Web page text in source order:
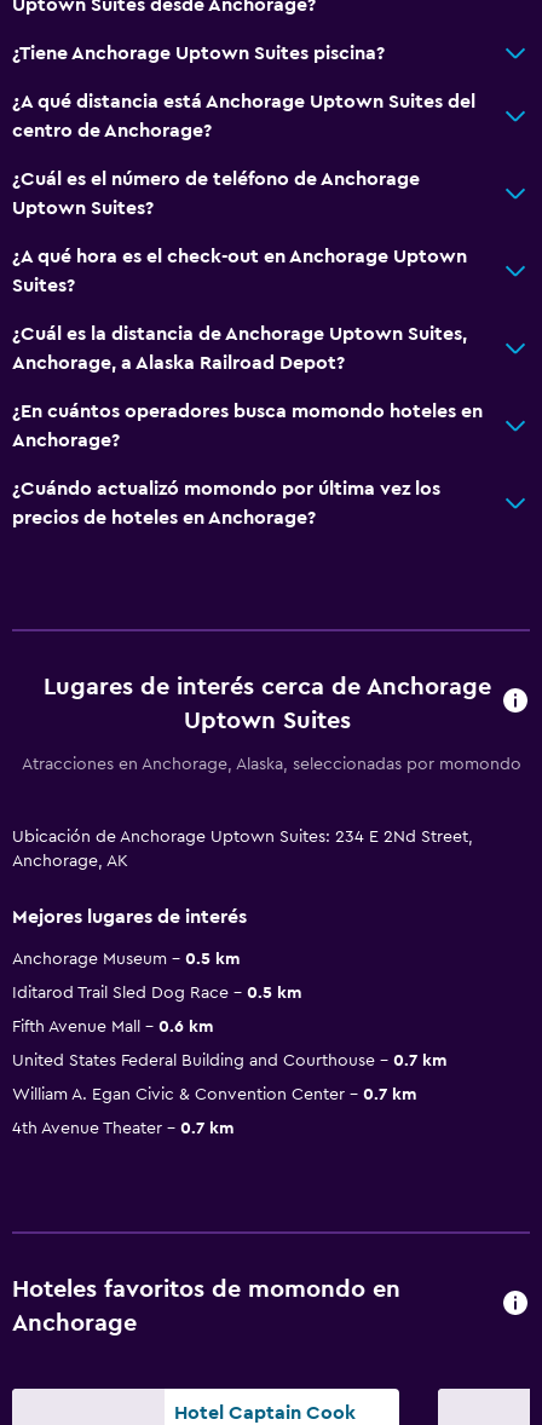
Uptown Suites desde Anchorage?
¿Tiene Anchorage Uptown Suites piscina?
¿A qué distancia está Anchorage Uptown Suites del
centro de Anchorage?
¿Cuál es el número de teléfono de Anchorage
Uptown Suites?
¿A qué hora es el check-out en Anchorage Uptown
Suites?
¿Cuál es la distancia de Anchorage Uptown Suites,
Anchorage, a Alaska Railroad Depot?
¿En cuántos operadores busca momondo hoteles en
Anchorage?
¿Cuándo actualizó momondo por última vez los
precios de hoteles en Anchorage?
Lugares de interés cerca de Anchorage
Uptown Suites
Atracciones en Anchorage, Alaska, seleccionadas por momondo
Ubicación de Anchorage Uptown Suites: 234 E 2Nd Street,
Anchorage, AK
Mejores lugares de interés
Anchorage Museum
0.5 km
Iditarod Trail Sled Dog Race
0.5 km
Fifth Avenue Mall
0.6 km
United States Federal Building and Courthouse
0.7 km
William A. Egan Civic & Convention Center
0.7 km
4th Avenue Theater
0.7 km
Hoteles favoritos de momondo en
Anchorage
Hotel Captain Cook